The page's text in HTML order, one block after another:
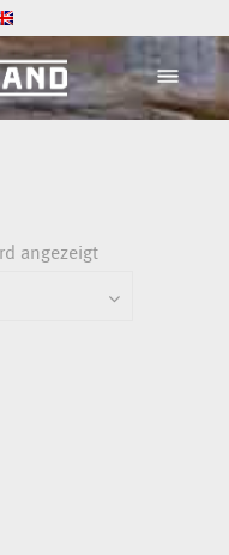
angezeigt